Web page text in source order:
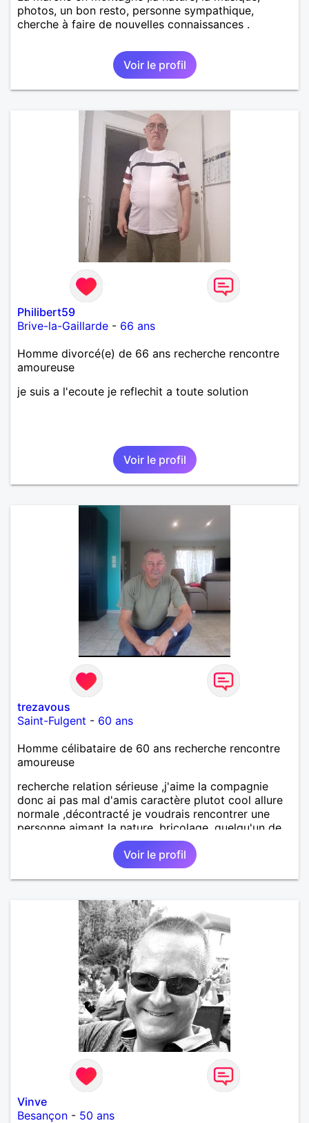
photos, un bon resto, personne sympathique,
cherche à faire de nouvelles connaissances .
Voir le profil
Philibert59
Brive-la-Gaillarde - 66 ans
Homme divorcé(e) de 66 ans recherche rencontre
amoureuse
je suis a l'ecoute je reflechit a toute solution
Voir le profil
trezavous
Saint-Fulgent - 60 ans
Homme célibataire de 60 ans recherche rencontre
amoureuse
recherche relation sérieuse ,j'aime la compagnie
donc ai pas mal d'amis caractère plutot cool allure
normale ,décontracté je voudrais rencontrer une
personne aimant la nature ,bricolage ,quelqu'un de
simple et naturel à vos claviers mesdames
Voir le profil
Vinve
Besançon - 50 ans